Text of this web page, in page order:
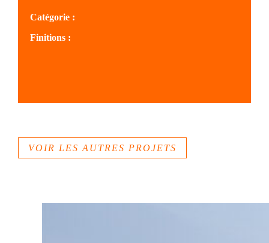
Catégorie :
Finitions :
VOIR LES AUTRES PROJETS